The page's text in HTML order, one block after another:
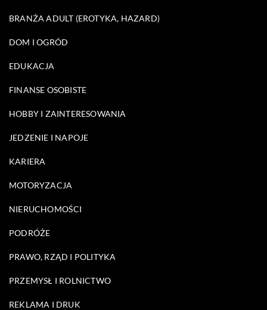
BRANŻA ADULT (EROTYKA, HAZARD)
DOM I OGRÓD
EDUKACJA
FINANSE OSOBISTE
HOBBY I ZAINTERESOWANIA
JEDZENIE I NAPOJE
KARIERA
MOTORYZACJA
NIERUCHOMOŚCI
PODRÓŻE
PRAWO, RZĄD I POLITYKA
PRZEMYSŁ I ROLNICTWO
REKLAMA I DRUK